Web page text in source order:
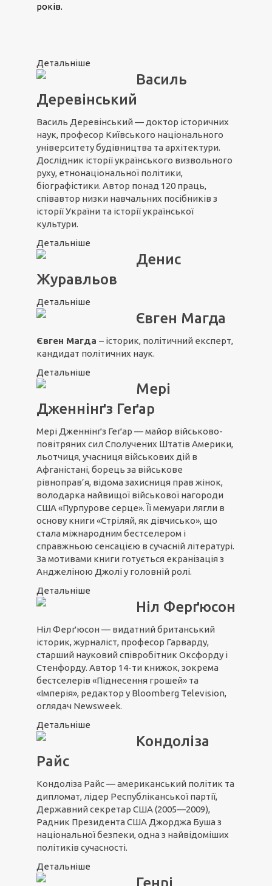
років.
Детальніше
Василь
Деревінський
Василь Деревінський — доктор історичних
наук, професор Київського національного
університету будівництва та архітектури.
Дослідник історії українського визвольного
руху, етнонаціональної політики,
біографістики. Автор понад 120 праць,
співавтор низки навчальних посібників з
історії України та історії української
культури.
Детальніше
Денис
Журавльов
Детальніше
Євген Магда
Євген Магда – історик, політичний експерт,
кандидат політичних наук.
Детальніше
Мері
Дженнінґз Геґар
Мері Дженнінґз Геґар — майор військово-
повітряних сил Сполучених Штатів Америки,
льотчиця, учасниця військових дій в
Афганістані, борець за військове
рівноправ’я, відома захисниця прав жінок,
володарка найвищої військової нагороди
США «Пурпурове серце». Її мемуари лягли в
основу книги «Стріляй, як дівчисько», що
стала міжнародним бестселером і
справжньою сенсацією в сучасній літературі.
За мотивами книги готується екранізація з
Анджеліною Джолі у головній ролі.
Детальніше
Ніл Ферґюсон
Ніл Ферґюсон — видатний британський
історик, журналіст, професор Гарварду,
старший науковий співробітник Оксфорду і
Стенфорду. Автор 14-ти книжок, зокрема
бестселерів «Піднесення грошей» та
«Імперія», редактор у Bloomberg Television,
оглядач Newsweek.
Детальніше
Кондоліза
Райс
Кондоліза Райс — американський політик та
дипломат, лідер Республіканської партії,
Державний секретар США (2005—2009),
Радник Президента США Джорджа Буша з
національної безпеки, одна з найвідоміших
політиків сучасності.
Детальніше
Генрі